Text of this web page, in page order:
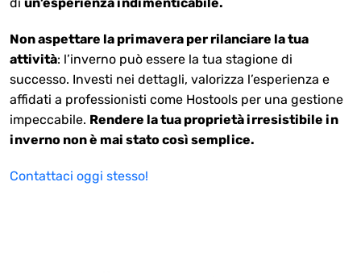
Non aspettare la primavera per rilanciare la tua
attività: l’inverno può essere la tua stagione di
successo. Investi nei dettagli, valorizza l’esperienza e
affidati a professionisti come Hostools per una gestione
impeccabile. Rendere la tua proprietà irresistibile in
inverno non è mai stato così semplice.
Contattaci oggi stesso!